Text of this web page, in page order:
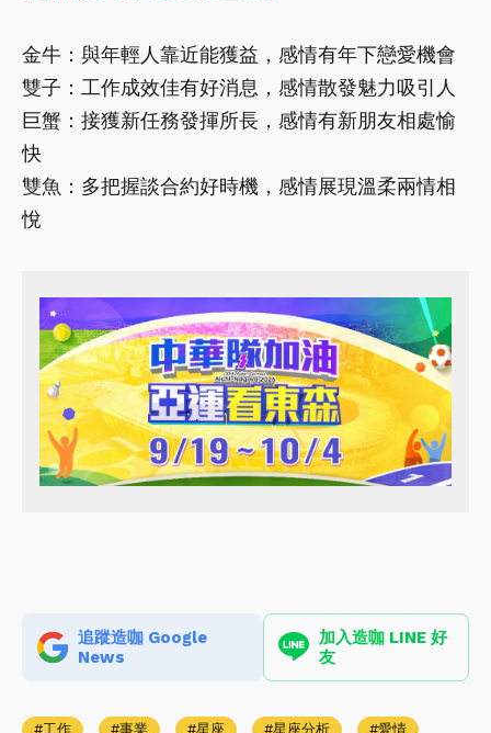
金牛：與年輕人靠近能獲益，感情有年下戀愛機會
雙子：工作成效佳有好消息，感情散發魅力吸引人
巨蟹：接獲新任務發揮所長，感情有新朋友相處愉
快
雙魚：多把握談合約好時機，感情展現溫柔兩情相
悅
追蹤造咖 Google
News
加入造咖 LINE 好
友
工作 事業 星座 星座分析 愛情